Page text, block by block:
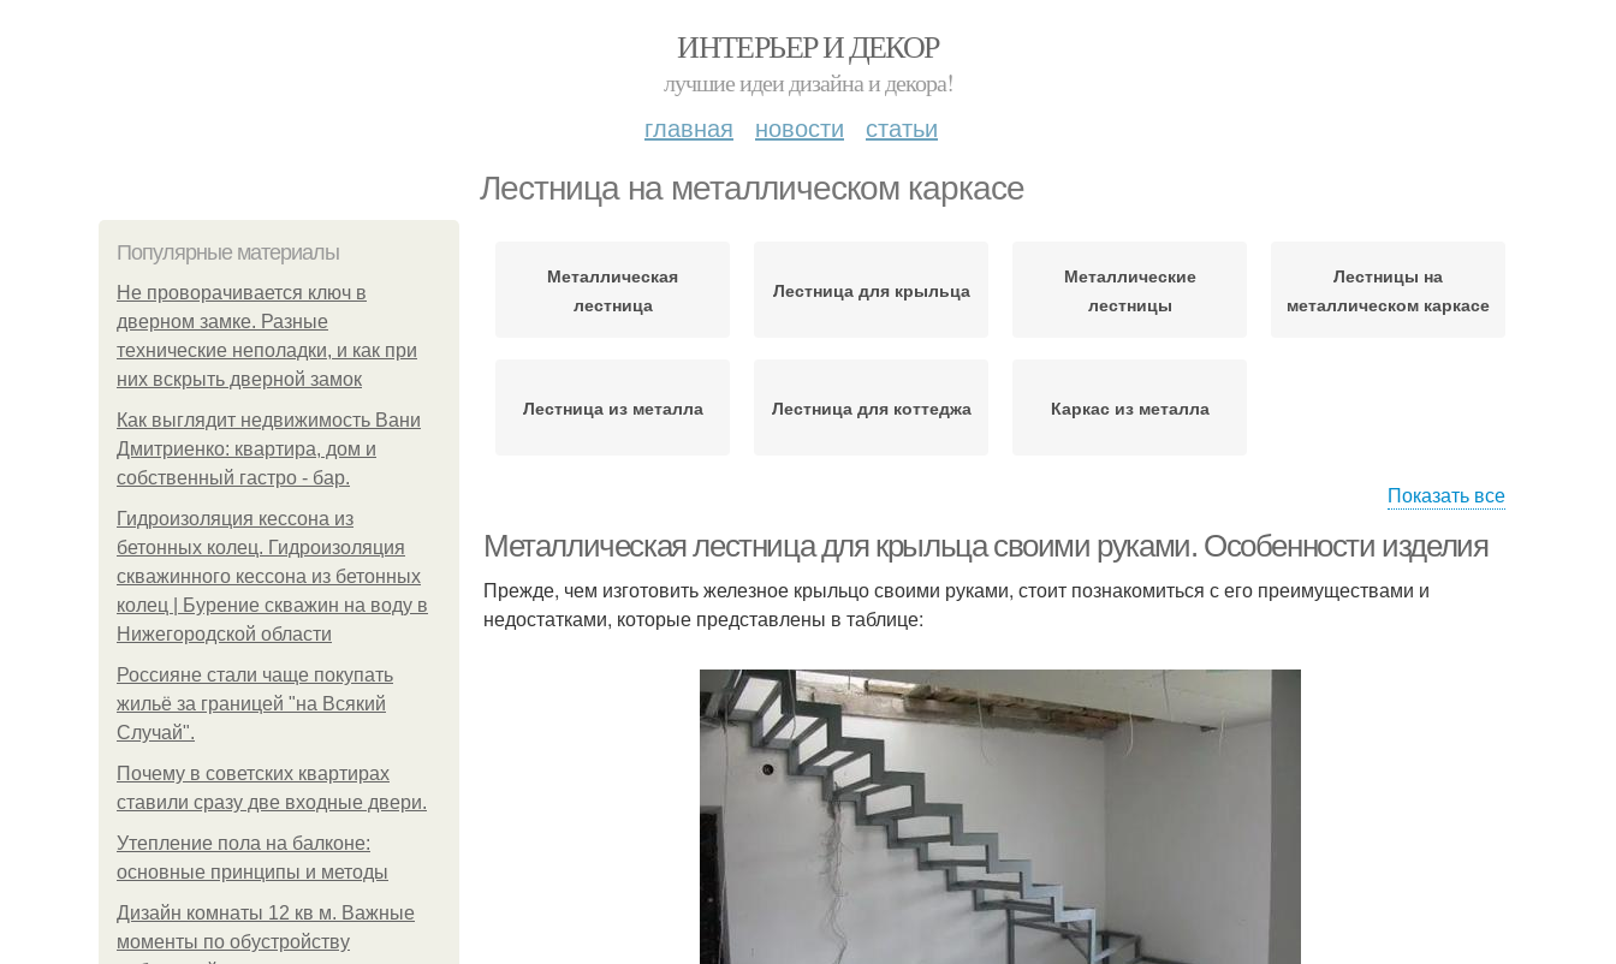
ИНТЕРЬЕР И ДЕКОР
лучшие идеи дизайна и декора!
главная новости статьи
Лестница на металлическом каркасе
Популярные материалы
Не проворачивается ключ в
дверном замке. Разные
технические неполадки, и как при
них вскрыть дверной замок
Как выглядит недвижимость Вани
Дмитриенко: квартира, дом и
собственный гастро - бар.
Гидроизоляция кессона из
бетонных колец. Гидроизоляция
скважинного кессона из бетонных
колец | Бурение скважин на воду в
Нижегородской области
Россияне стали чаще покупать
жильё за границей "на Всякий
Случай".
Почему в советских квартирах
ставили сразу две входные двери.
Утепление пола на балконе:
основные принципы и методы
Дизайн комнаты 12 кв м. Важные
моменты по обустройству
Металлическая
лестница
Лестница для крыльца
Металлические
лестницы
Лестницы на
металлическом каркасе
Лестница из металла Лестница для коттеджа Каркас из металла
Показать все
Металлическая лестница для крыльца своими руками. Особенности изделия
Прежде, чем изготовить железное крыльцо своими руками, стоит познакомиться с его преимуществами и
недостатками, которые представлены в таблице: